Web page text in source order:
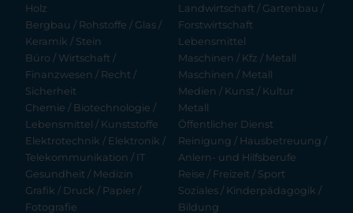
Holz
Bergbau / Rohstoffe / Glas /
Keramik / Stein
Büro / Wirtschaft /
Finanzwesen / Recht /
Sicherheit
Chemie / Biotechnologie /
Lebensmittel / Kunststoffe
Elektrotechnik / Elektronik /
Telekommunikation / IT
Gesundheit / Medizin
Grafik / Druck / Papier /
Fotografie
Landwirtschaft / Gartenbau /
Forstwirtschaft
Lebensmittel
Maschinen / Kfz / Metall
Maschinen / Metall
Medien / Kunst / Kultur
Metall
Öffentlicher Dienst
Reinigung / Hausbetreuung /
Anlern- und Hilfsberufe
Reise / Freizeit / Sport
Soziales / Kinderpädagogik /
Bildung